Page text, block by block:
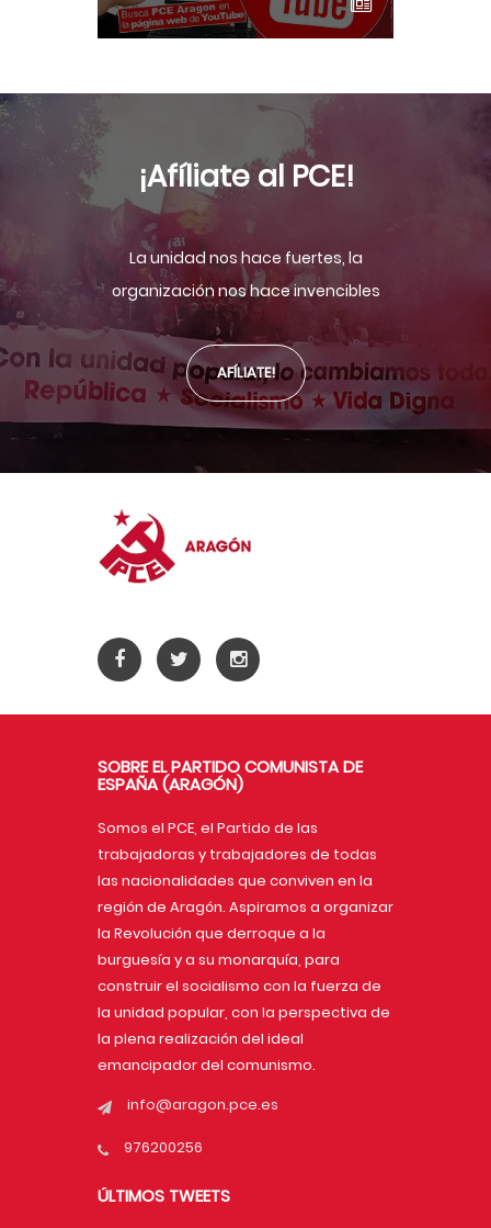
¡Afíliate al PCE!
La unidad nos hace fuertes, la
organización nos hace invencibles
AFÍLIATE!
SOBRE EL PARTIDO COMUNISTA DE
ESPAÑA (ARAGÓN)
Somos el PCE, el Partido de las
trabajadoras y trabajadores de todas
las nacionalidades que conviven en la
región de Aragón. Aspiramos a organizar
la Revolución que derroque a la
burguesía y a su monarquía, para
construir el socialismo con la fuerza de
la unidad popular, con la perspectiva de
la plena realización del ideal
emancipador del comunismo.
info@aragon.pce.es
976200256
ÚLTIMOS TWEETS